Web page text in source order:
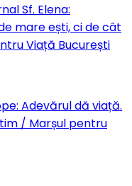
Sf. Elena:
mare ești, ci de cât
Viață București
Adevărul dă viață.
/ Marșul pentru